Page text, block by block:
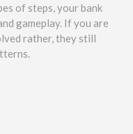
of steps, your bank
gameplay. If you are
rather, they still